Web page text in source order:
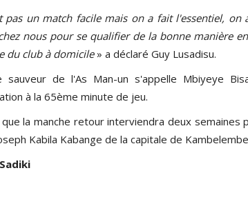
pas un match facile mais on a fait l'essentiel,
nous pour se qualifier de la bonne manière
du club à domicile» a déclaré Guy Lusadisu.
sauveur de l'As Man-un s'appelle Mbiyeye
à la 65ème minute de jeu.
la manche retour interviendra deux
Kabila Kabange de la capitale de